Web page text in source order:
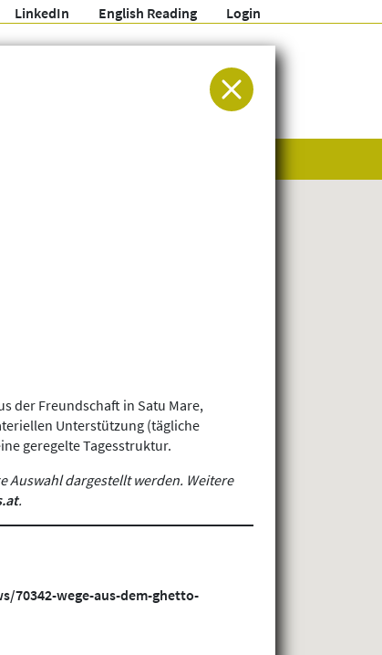
LinkedIn English Reading Login
und Humanitäre Hilfe
der Freundschaft in Satu Mare,
Unterstützung (tägliche
geregelte Tagesstruktur.
Auswahl dargestellt werden. Weitere
.
wege-aus-dem-ghetto-